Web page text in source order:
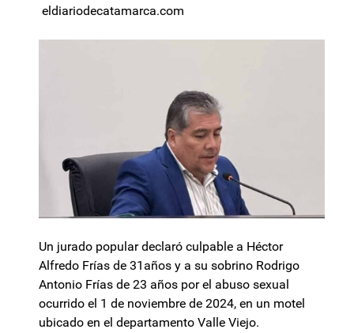
eldiariodecatamarca.com
Un jurado popular declaró culpable a Héctor
Alfredo Frías de 31años y a su sobrino Rodrigo
Antonio Frías de 23 años por el abuso sexual
ocurrido el 1 de noviembre de 2024, en un motel
ubicado en el departamento Valle Viejo.